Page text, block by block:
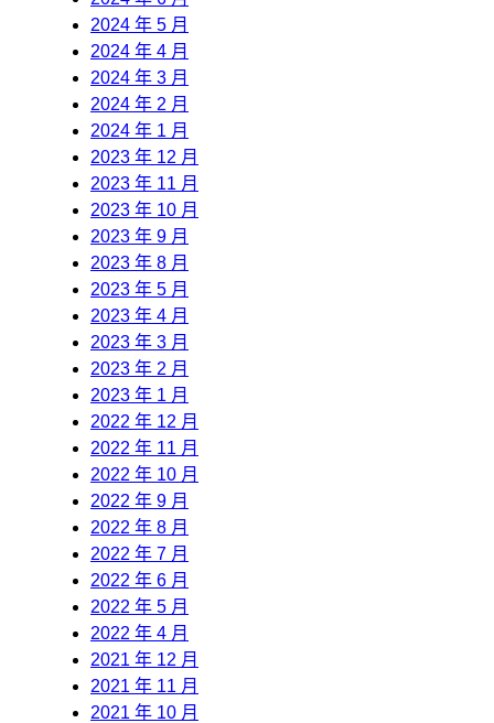
2024 年 5 月
2024 年 4 月
2024 年 3 月
2024 年 2 月
2024 年 1 月
2023 年 12 月
2023 年 11 月
2023 年 10 月
2023 年 9 月
2023 年 8 月
2023 年 5 月
2023 年 4 月
2023 年 3 月
2023 年 2 月
2023 年 1 月
2022 年 12 月
2022 年 11 月
2022 年 10 月
2022 年 9 月
2022 年 8 月
2022 年 7 月
2022 年 6 月
2022 年 5 月
2022 年 4 月
2021 年 12 月
2021 年 11 月
2021 年 10 月